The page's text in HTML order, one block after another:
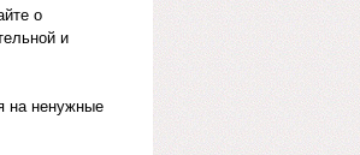
о
и
на ненужные